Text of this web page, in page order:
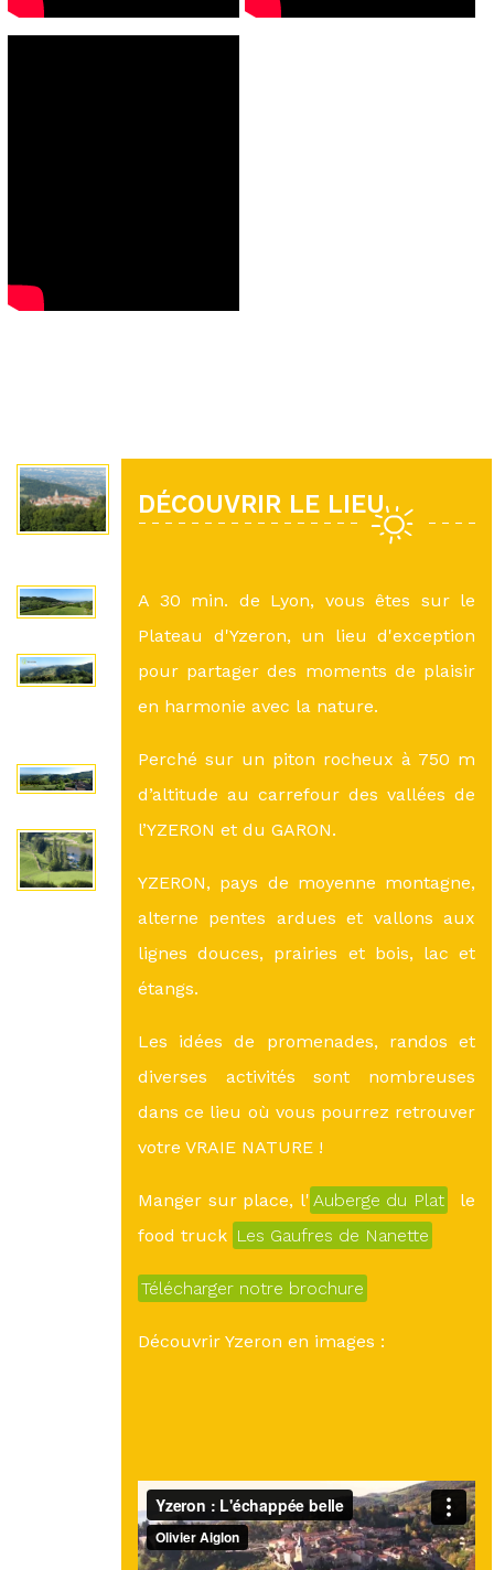
DÉCOUVRIR LE LIEU
A 30 min. de Lyon, vous êtes sur le
Plateau d'Yzeron, un lieu d'exception
pour partager des moments de plaisir
en harmonie avec la nature.
Perché sur un piton rocheux à 750 m
d’altitude au carrefour des vallées de
l’YZERON et du GARON.
YZERON, pays de moyenne montagne,
alterne pentes ardues et vallons aux
lignes douces, prairies et bois, lac et
étangs.
Les idées de promenades, randos et
diverses activités sont nombreuses
dans ce lieu où vous pourrez retrouver
votre VRAIE NATURE !
Manger sur place, l' Auberge du Plat
le
food truck Les Gaufres de Nanette
Télécharger notre brochure
Découvrir Yzeron en images :